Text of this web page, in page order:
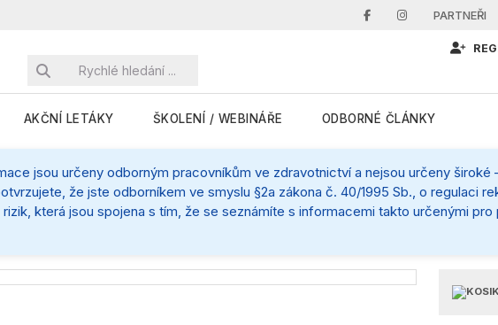
PARTNEŘI
AKČNÍ LETÁKY ŠKOLENÍ / WEBINÁŘE ODBORNÉ ČLÁNKY
jsou určeny odborným pracovníkům ve zdravotnictví a nejsou určeny široké
že jste odborníkem ve smyslu §2a zákona č. 40/1995 Sb., o regulaci
která jsou spojena s tím, že se seznámíte s informacemi takto určenými